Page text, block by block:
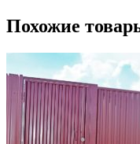
Похожие